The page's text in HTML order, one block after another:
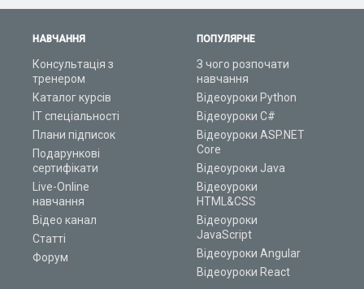
НАВЧАННЯ
Консультація з
тренером
Каталог курсів
ІТ спеціальності
Плани підписок
Подарункові
сертифікати
Live-Online
навчання
Відео канал
Статті
Форум
ПОПУЛЯРНЕ
З чого розпочати
навчання
Відеоуроки Python
Відеоуроки C#
Відеоуроки ASP.NET
Core
Відеоуроки Java
Відеоуроки
HTML&CSS
Відеоуроки
JavaScript
Відеоуроки Angular
Відеоуроки React